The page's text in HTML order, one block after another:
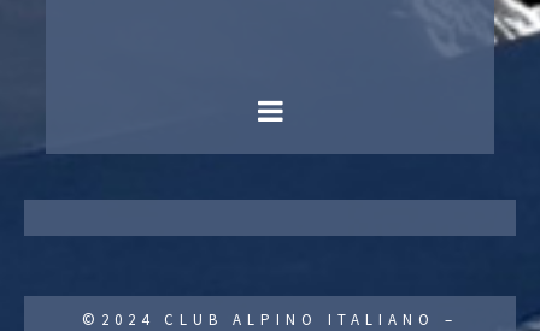
©2024 CLUB ALPINO ITALIANO –